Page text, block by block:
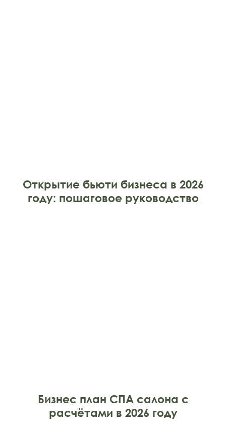
Открытие бьюти бизнеса в 2026
году: пошаговое руководство
Бизнес план СПА салона с
расчётами в 2026 году